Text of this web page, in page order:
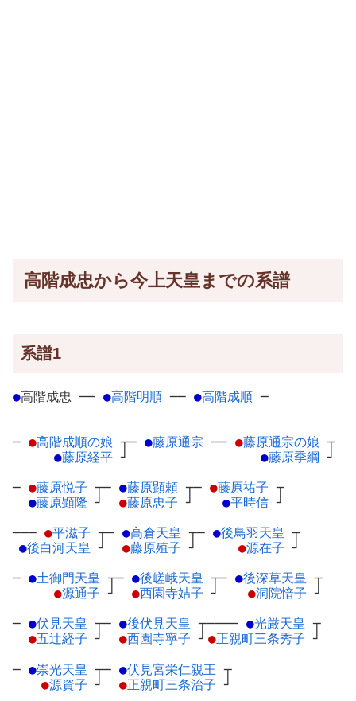
高階成忠から今上天皇までの系譜
系譜1
●高階成忠 ── ●高階明順 ── ●高階成順 ─
─ ●高階成順の娘 ┬
●藤原経平 ┘
─ ●藤原通宗 ── ●藤原通宗の娘 ┬
●藤原季綱 ┘
─ ●藤原悦子 ┬
●藤原顕隆 ┘
─ ●藤原顕頼 ┬
●藤原忠子 ┘
─ ●藤原祐子 ┬
●平時信 ┘
─── ●平滋子 ┬
●後白河天皇 ┘
─ ●高倉天皇 ┬
●藤原殖子 ┘
─ ●後鳥羽天皇 ┬
●源在子 ┘
─ ●土御門天皇 ┬
●源通子 ┘
─ ●後嵯峨天皇 ┬
●西園寺姞子 ┘
─ ●後深草天皇 ┬
●洞院愔子 ┘
─ ●伏見天皇 ┬
●五辻経子 ┘
─ ●後伏見天皇 ┬
●西園寺寧子 ┘
──── ●光厳天皇 ┬
●正親町三条秀子 ┘
─ ●崇光天皇 ┬
●源資子 ┘
─ ●伏見宮栄仁親王 ┬
●正親町三条治子 ┘